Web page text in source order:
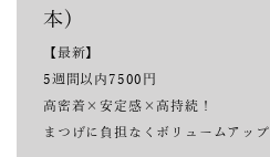
本)
【最新】
5週間以内7500円
高密着×安定感×高持続！
まつげに負担なくボリュームアップ